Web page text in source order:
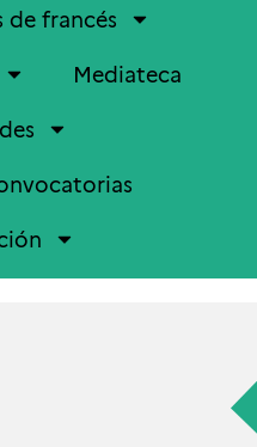
de francés
Mediateca